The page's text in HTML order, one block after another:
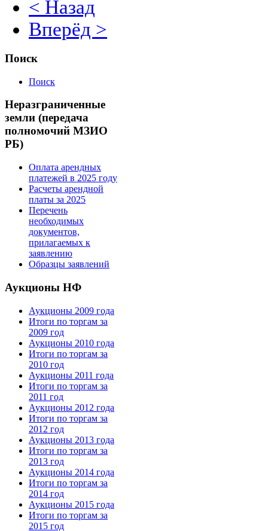
< Назад
Вперёд >
Поиск
Поиск
Неразграниченные
земли (передача
полномочий МЗИО
РБ)
Оплата арендных
платежей в 2025 году
Расчеты арендной
платы за 2025
Перечень
необходимых
документов,
прилагаемых к
заявлению
Образцы заявлений
Аукционы НФ
Аукционы 2009 года
Итоги по торгам за
2009 год
Аукционы 2010 года
Итоги по торгам за
2010 год
Аукционы 2011 года
Итоги по торгам за
2011 год
Аукционы 2012 года
Итоги по торгам за
2012 год
Аукционы 2013 года
Итоги по торгам за
2013 год
Аукционы 2014 года
Итоги по торгам за
2014 год
Аукционы 2015 года
Итоги по торгам за
2015 год